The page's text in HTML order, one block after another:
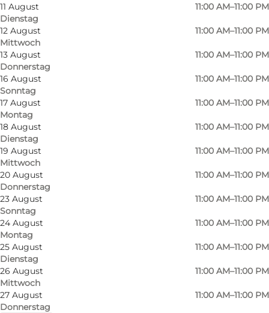
11 August
Dienstag
11:00 AM–11:00 PM
12 August
Mittwoch
11:00 AM–11:00 PM
13 August
Donnerstag
11:00 AM–11:00 PM
16 August
Sonntag
11:00 AM–11:00 PM
17 August
Montag
11:00 AM–11:00 PM
18 August
Dienstag
11:00 AM–11:00 PM
19 August
Mittwoch
11:00 AM–11:00 PM
20 August
Donnerstag
11:00 AM–11:00 PM
23 August
Sonntag
11:00 AM–11:00 PM
24 August
Montag
11:00 AM–11:00 PM
25 August
Dienstag
11:00 AM–11:00 PM
26 August
Mittwoch
11:00 AM–11:00 PM
27 August
Donnerstag
11:00 AM–11:00 PM
Simone Stæhr Keller Foto:
©
Storms